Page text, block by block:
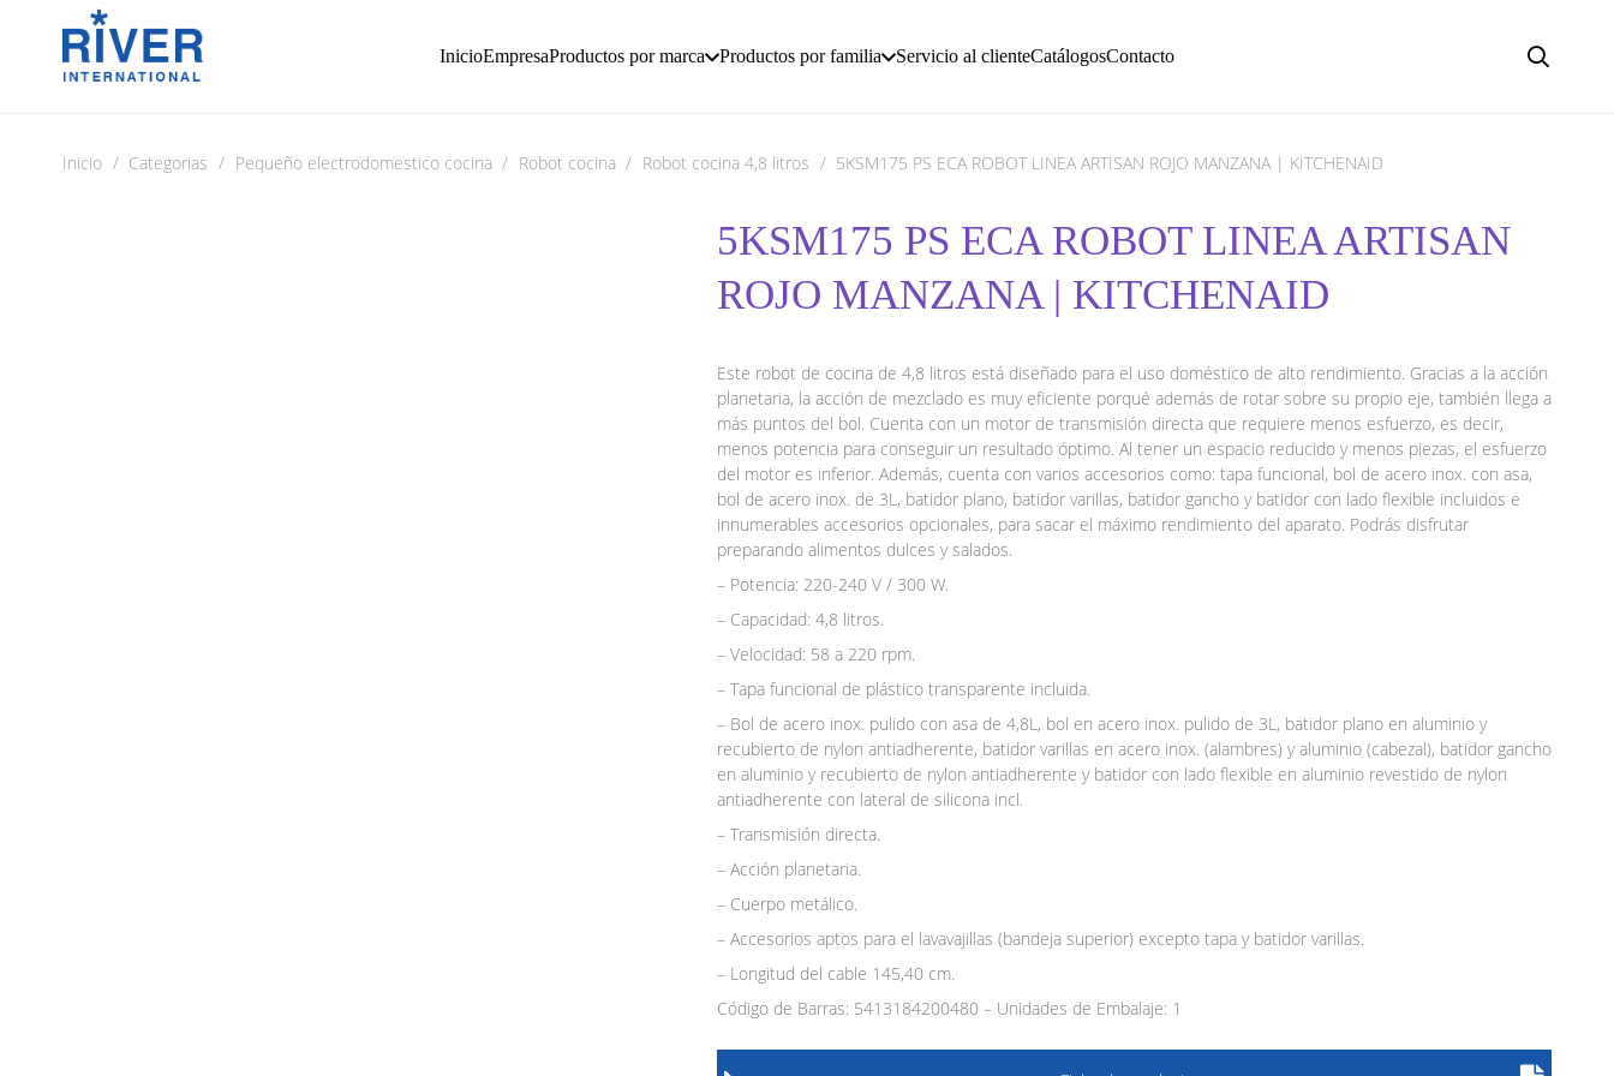
InicioEmpresaProductos por marca Productos por familia Servicio al clienteCatálogosContacto
Inicio / Categorias / Pequeño electrodomestico cocina / Robot cocina / Robot cocina 4,8 litros / 5KSM175 PS ECA ROBOT LINEA ARTISAN ROJO MANZANA | KITCHENAID
5KSM175 PS ECA ROBOT LINEA ARTISAN
ROJO MANZANA | KITCHENAID
Este robot de cocina de 4,8 litros está diseñado para el uso doméstico de alto rendimiento. Gracias a la acción
planetaria, la acción de mezclado es muy eficiente porqué además de rotar sobre su propio eje, también llega a
más puntos del bol. Cuenta con un motor de transmisión directa que requiere menos esfuerzo, es decir,
menos potencia para conseguir un resultado óptimo. Al tener un espacio reducido y menos piezas, el esfuerzo
del motor es inferior. Además, cuenta con varios accesorios como: tapa funcional, bol de acero inox. con asa,
bol de acero inox. de 3L, batidor plano, batidor varillas, batidor gancho y batidor con lado flexible incluidos e
innumerables accesorios opcionales, para sacar el máximo rendimiento del aparato. Podrás disfrutar
preparando alimentos dulces y salados.
– Potencia: 220-240 V / 300 W.
– Capacidad: 4,8 litros.
– Velocidad: 58 a 220 rpm.
– Tapa funcional de plástico transparente incluida.
– Bol de acero inox. pulido con asa de 4,8L, bol en acero inox. pulido de 3L, batidor plano en aluminio y
recubierto de nylon antiadherente, batidor varillas en acero inox. (alambres) y aluminio (cabezal), batidor gancho
en aluminio y recubierto de nylon antiadherente y batidor con lado flexible en aluminio revestido de nylon
antiadherente con lateral de silicona incl.
– Transmisión directa.
– Acción planetaria.
– Cuerpo metálico.
– Accesorios aptos para el lavavajillas (bandeja superior) excepto tapa y batidor varillas.
– Longitud del cable 145,40 cm.
Código de Barras: 5413184200480 – Unidades de Embalaje: 1